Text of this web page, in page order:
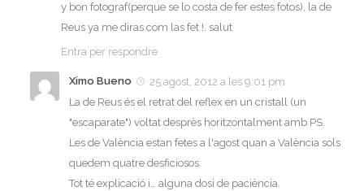
y bon fotograf(perque se lo costa de fer estes fotos), la de
Reus ya me diras com las fet !. salut
Entra per respondre
Ximo Bueno
25 agost, 2012 a les 9:01 pm
La de Reus és el retrat del reflex en un cristall (un
"escaparate") voltat desprès horitzontalment amb PS.
Les de València estan fetes a l'agost quan a València sols
quedem quatre desficiosos.
Tot té explicació i… alguna dosi de paciència.